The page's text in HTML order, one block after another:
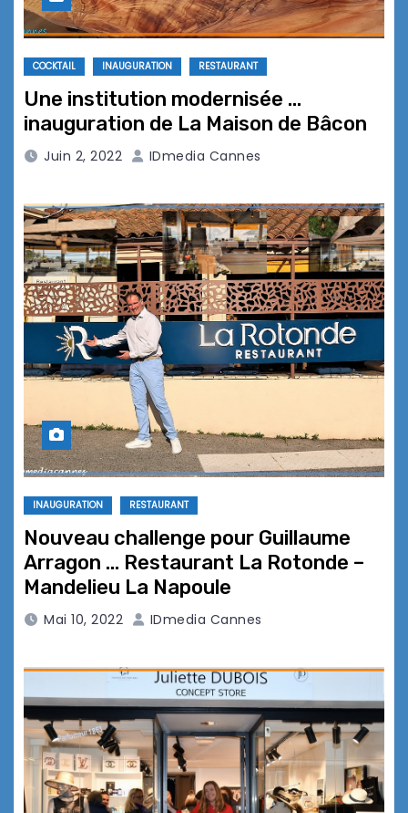
COCKTAIL INAUGURATION RESTAURANT
Une institution modernisée …
inauguration de La Maison de Bâcon
Juin 2, 2022 IDmedia Cannes
INAUGURATION RESTAURANT
Nouveau challenge pour Guillaume
Arragon … Restaurant La Rotonde –
Mandelieu La Napoule
Mai 10, 2022 IDmedia Cannes